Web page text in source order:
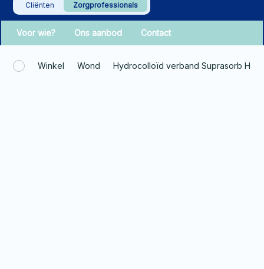
Cliënten Zorgprofessionals
Voor wie? Ons aanbod Contact
Winkel Wond Hydrocolloïd verband Suprasorb H